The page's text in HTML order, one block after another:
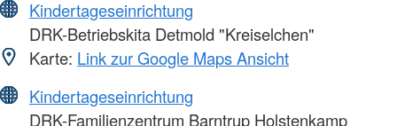
Kindertageseinrichtung
DRK-Betriebskita Detmold "Kreiselchen"
Karte: Link zur Google Maps Ansicht
Kindertageseinrichtung
DRK-Familienzentrum Barntrup Holstenkamp